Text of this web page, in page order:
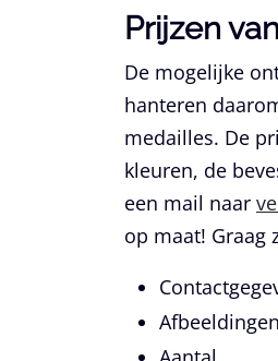
Prijzen
De mogelijke
hanteren
medailles. De
kleuren, de
een mail naar
op maat! Graag